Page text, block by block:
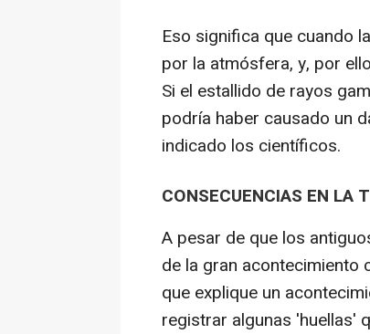
Eso significa que cuando
por la atmósfera, y, por
Si el estallido de rayos
podría haber causado un
indicado los científicos.
CONSECUENCIAS EN LA
A pesar de que los
de la gran acontecimiento
que explique un
registrar algunas 'huellas'